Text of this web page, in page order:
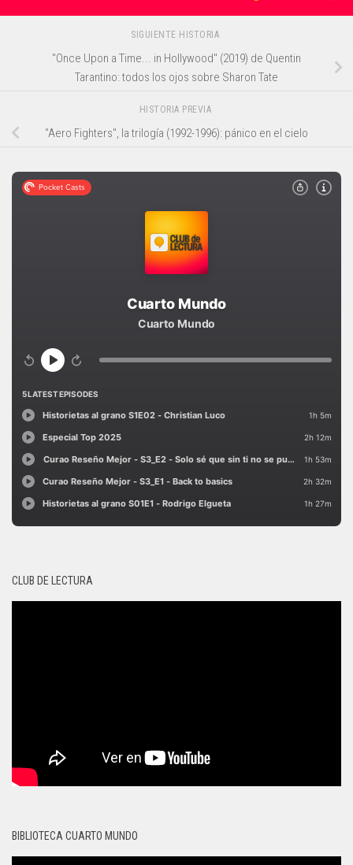
SIGUIENTE HISTORIA
"Once Upon a Time... in Hollywood" (2019) de Quentin
Tarantino: todos los ojos sobre Sharon Tate
HISTORIA PREVIA
"Aero Fighters", la trilogía (1992-1996): pánico en el cielo
CLUB DE LECTURA
BIBLIOTECA CUARTO MUNDO